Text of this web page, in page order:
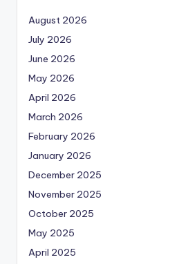
August 2026
July 2026
June 2026
May 2026
April 2026
March 2026
February 2026
January 2026
December 2025
November 2025
October 2025
May 2025
April 2025